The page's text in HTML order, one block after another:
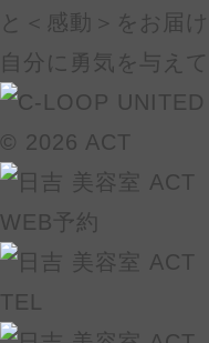
と＜感動＞をお届
自分に勇気を与え
© 2026 ACT
WEB予約
TEL